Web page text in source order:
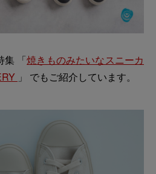
集 「焼きものみたいなスニーカ
」 でもご紹介しています。